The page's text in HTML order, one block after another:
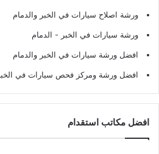
ورشة اصلاح سيارات في الخبر والدمام
ورشة سيارات في الخبر - الدمام
افضل ورشة سيارات في الخبر والدمام
افضل ورشة ومركز فحص سيارات في
افضل مكاتب استقدام